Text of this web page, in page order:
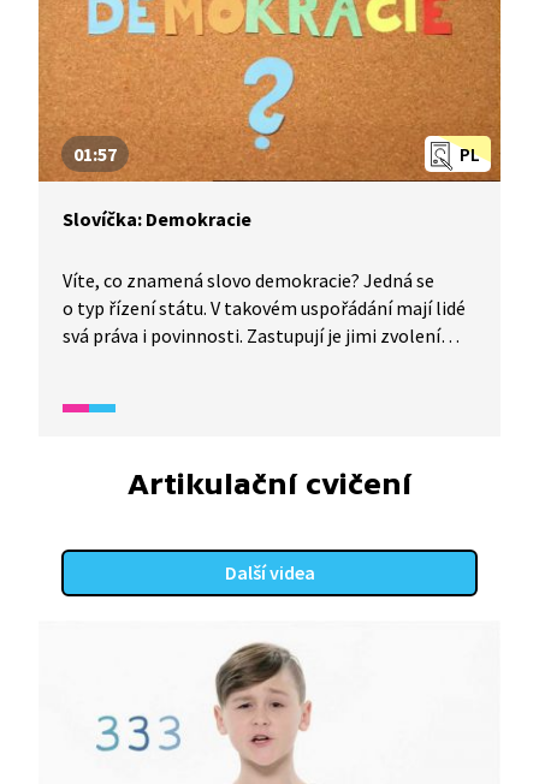
češtiny.
PL
01:57
Slovíčka: Demokracie
Víte, co znamená slovo demokracie? Jedná se
o typ řízení státu. V takovém uspořádání mají lidé
svá práva i povinnosti. Zastupují je jimi zvolení
jako doplňková aktivita k výuce češtiny pro cizince.
zaměřují na rozvoj odborné slovní zásoby. Je
vhodné pro žáky s dobrou komunikativní znalostí
Artikulační cvičení
Další videa